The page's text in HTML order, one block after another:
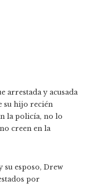
arrestada y acusada
su hijo recién
la policía, no lo
creen en la
su esposo, Drew
por